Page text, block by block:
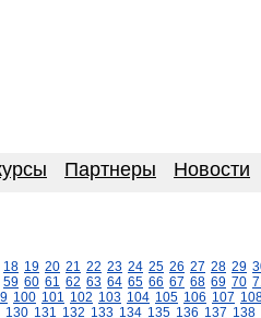
Партнеры Новости
18 19 20 21 22 23 24 25 26 27 28 29
59 60 61 62 63 64 65 66 67 68 69 70
100 101 102 103 104 105 106 107
130 131 132 133 134 135 136 137 138